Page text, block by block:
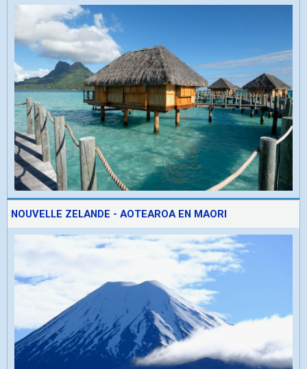
NOUVELLE ZELANDE - AOTEAROA EN MAORI